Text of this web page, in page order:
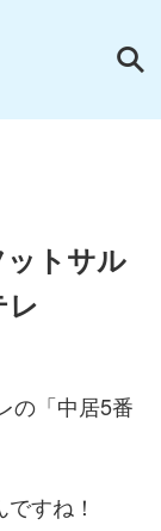
ットサル
レ
の「中居5番
すね！